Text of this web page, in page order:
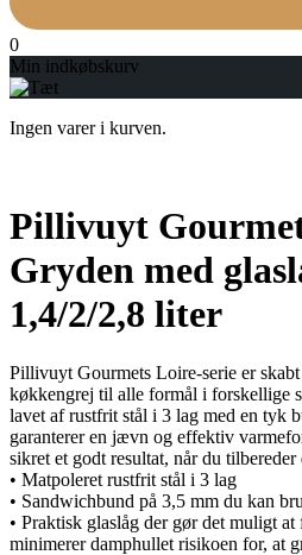
0
Min indkøbskurv
Ingen varer i kurven.
Pillivuyt
Gryden med
1,4/2/2,8 liter
Pillivuyt Gourmets Loire-serie er
køkkengrej til alle formål i forskellige
lavet af rustfrit stål i 3 lag med en tyk
garanterer en jævn og effektiv
sikret et godt resultat, når du
• Matpoleret rustfrit stål i 3 lag
• Sandwichbund på 3,5 mm du kan
• Praktisk glaslåg der gør det muligt
minimerer damphullet risikoen for, at